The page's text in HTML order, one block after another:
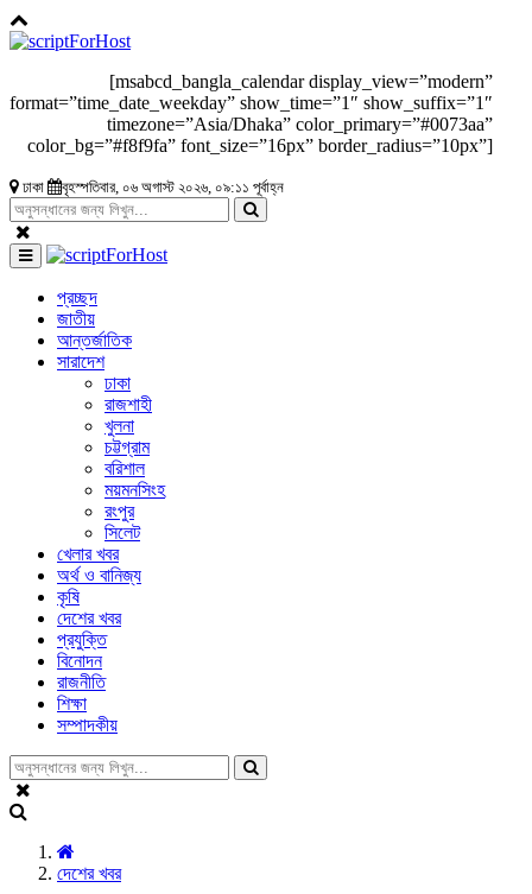
[msabcd_bangla_calendar display_view=”modern”
format=”time_date_weekday” show_time=”1″ show_suffix=”1″
timezone=”Asia/Dhaka” color_primary=”#0073aa”
color_bg=”#f8f9fa” font_size=”16px” border_radius=”10px”]
ঢাকা বৃহস্পতিবার, ০৬ অগাস্ট ২০২৬, ০৯:১১ পূর্বাহ্ন
প্রচ্ছদ
জাতীয়
আন্তর্জাতিক
সারাদেশ
ঢাকা
রাজশাহী
খুলনা
চট্টগ্রাম
বরিশাল
ময়মনসিংহ
রংপুর
সিলেট
খেলার খবর
অর্থ ও বানিজ্য
কৃষি
দেশের খবর
প্রযুক্তি
বিনোদন
রাজনীতি
শিক্ষা
সম্পাদকীয়
দেশের খবর